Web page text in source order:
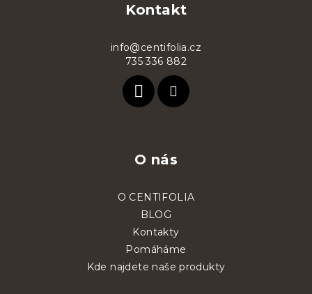
Kontakt
info@centifolia.cz
735 336 882
O nás
O CENTIFOLIA
BLOG
Kontakty
Pomáháme
Kde najdete naše produkty